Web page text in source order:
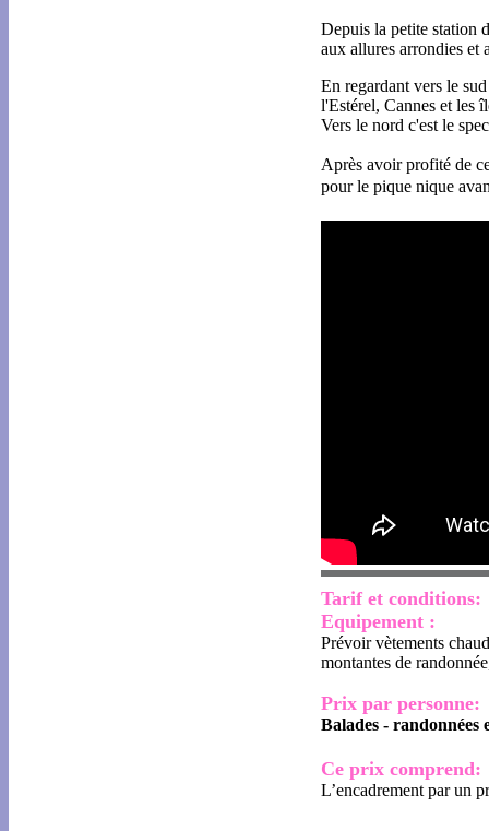
Depuis la petite station
aux allures arrondies et
En regardant vers le
l'Estérel, Cannes et les
Vers le nord c'est le
Après avoir profité de
pour le pique nique
Tarif et conditions:
Equipement :
Prévoir vètements
montantes de
Prix par personne:
Balades - randonnées
Ce prix comprend:
L’encadrement par un